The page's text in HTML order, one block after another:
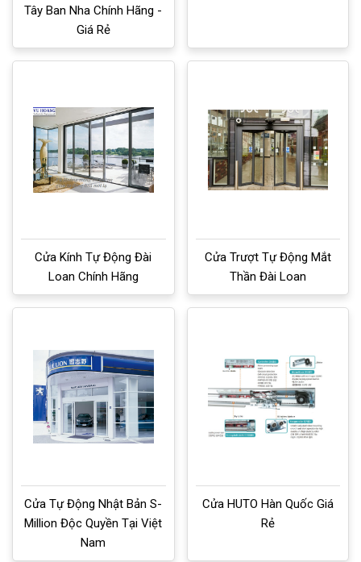
Tây Ban Nha Chính Hãng -
Giá Rẻ
Cửa Kính Tự Động Đài
Loan Chính Hãng
Cửa Trượt Tự Động Mắt
Thần Đài Loan
Cửa Tự Động Nhật Bản S-
Million Độc Quyền Tại Việt
Nam
Cửa HUTO Hàn Quốc Giá
Rẻ